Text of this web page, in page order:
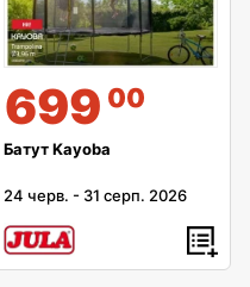
699 00
Батут Kayoba
24 черв. - 31 серп. 2026